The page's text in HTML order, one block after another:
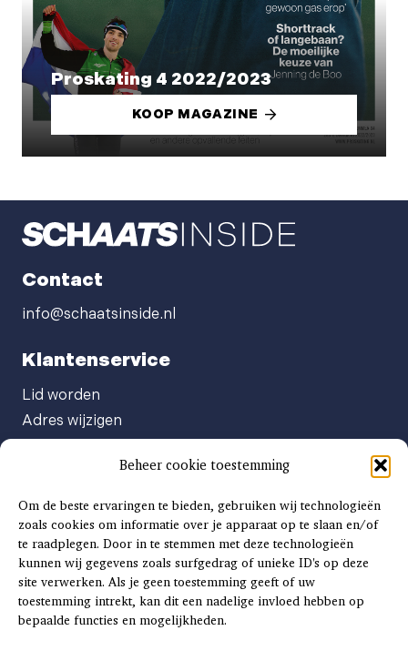
Beheer cookie toestemming
Om de beste ervaringen te bieden, gebruiken wij technologieën
zoals cookies om informatie over je apparaat op te slaan en/of
te raadplegen. Door in te stemmen met deze technologieën
kunnen wij gegevens zoals surfgedrag of unieke ID's op deze
site verwerken. Als je geen toestemming geeft of uw
toestemming intrekt, kan dit een nadelige invloed hebben op
bepaalde functies en mogelijkheden.
Proskating 4 2022/2023
KOOP MAGAZINE
Contact
info@schaatsinside.nl
Klantenservice
Lid worden
Adres wijzigen
Abonnement opzeggen
Afgeven automatische incasso
Factuur betalen
Klachtenformulier
Overige vragen
Adverteren